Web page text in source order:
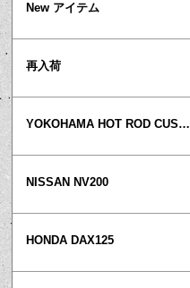
New アイテム
再入荷
YOKOHAMA HOT ROD CUSTOM SHOW
NISSAN NV200
HONDA DAX125